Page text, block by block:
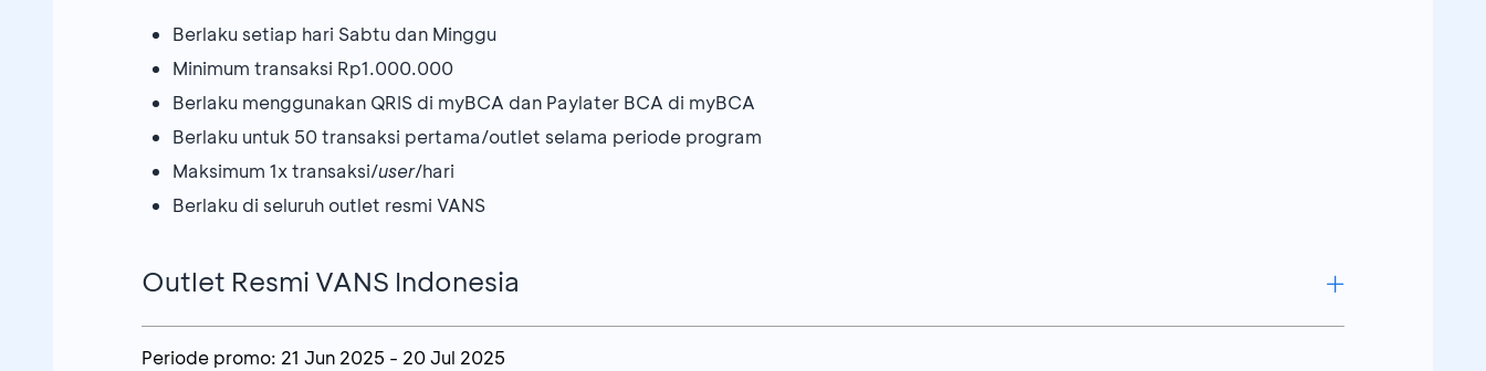
Berlaku setiap hari Sabtu dan Minggu
Minimum transaksi Rp1.000.000
Berlaku menggunakan QRIS di myBCA dan Paylater BCA di myBCA
Berlaku untuk 50 transaksi pertama/outlet selama periode program
Maksimum 1x transaksi/user/hari
Berlaku di seluruh outlet resmi VANS
Outlet Resmi VANS Indonesia
Periode promo: 21 Jun 2025 - 20 Jul 2025